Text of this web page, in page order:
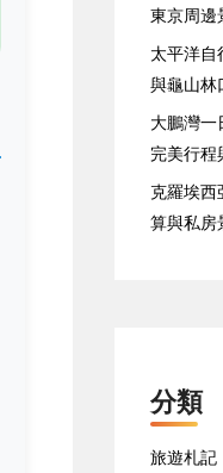
東京周邊
太平洋自
與龜山林
大鵬灣一
完美行程
克羅埃西
算與私房
分類
旅遊札記